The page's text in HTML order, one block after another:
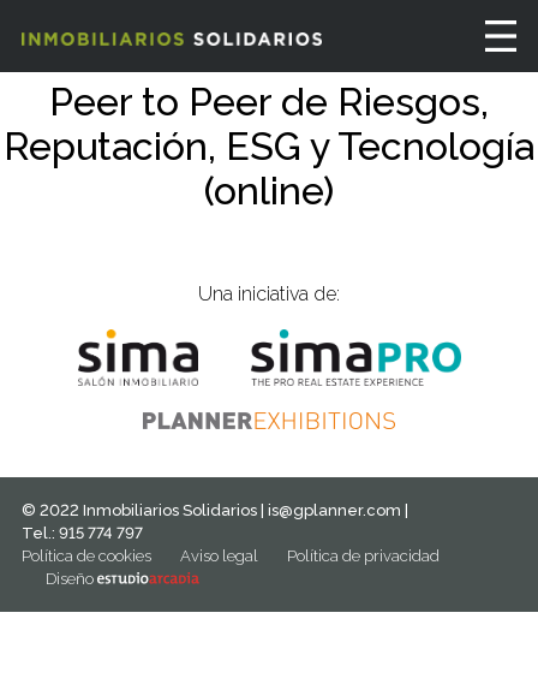
Peer to Peer de Riesgos,
Reputación, ESG y Tecnología
(online)
Una iniciativa de:
© 2022 Inmobiliarios Solidarios | is@gplanner.com |
Tel.: 915 774 797
Política de cookies
Aviso legal
Política de privacidad
Diseño